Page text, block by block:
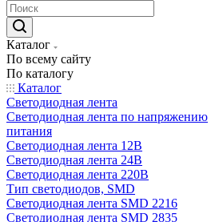
Каталог
По всему сайту
По каталогу
Каталог
Светодиодная лента
Светодиодная лента по напряжению
питания
Светодиодная лента 12В
Светодиодная лента 24В
Светодиодная лента 220В
Тип светодиодов, SMD
Cветодиодная лента SMD 2216
Светодиодная лента SMD 2835